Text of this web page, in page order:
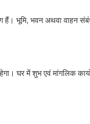
भूमि, भवन अथवा वाहन
घर में शुभ एवं मांगलिक